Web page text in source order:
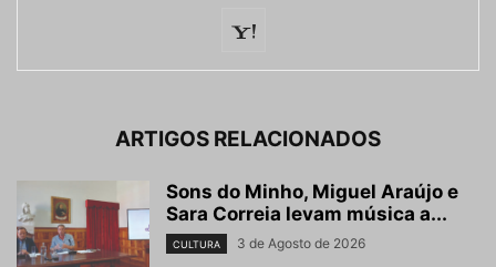
ARTIGOS RELACIONADOS
Sons do Minho, Miguel Araújo e
Sara Correia levam música a...
CULTURA 3 de Agosto de 2026